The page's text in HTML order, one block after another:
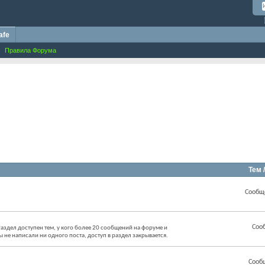
Правила Форума
Тем
доступен тем, у кого более 20 сообщений на форуме и
написали ни одного поста, доступ в раздел закрывается.